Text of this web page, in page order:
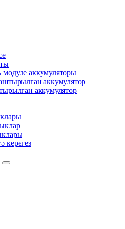
модуле аккумуляторы
аккумулятор
аккумулятор
керегез